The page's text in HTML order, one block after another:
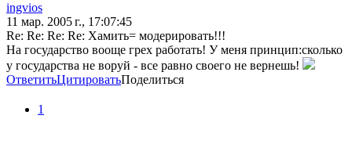
ingvios
11 мар. 2005 г., 17:07:45
Re: Re: Re: Re: Хамить= модерировать!!!
На государство вооще грех работать! У меня принцип:сколько
у государства не воруй - все равно своего не вернешь!
ОтветитьЦитироватьПоделиться
1